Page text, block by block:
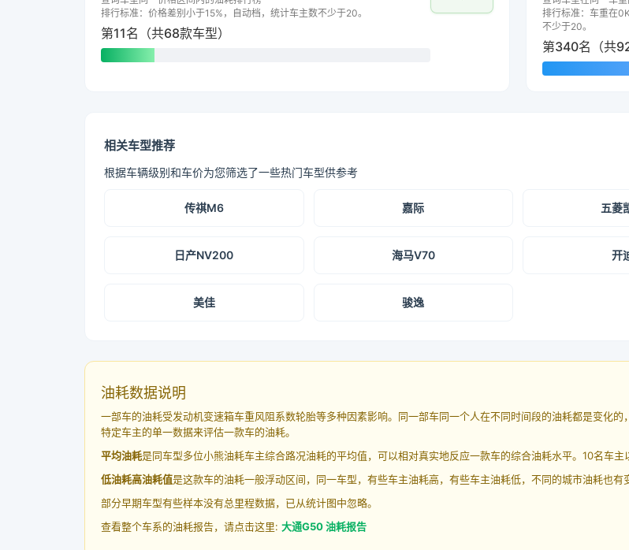
排行标准：价格差别小于15%，自动档，统计车主数不少于20。
第11名（共68款车型）
排行标准：车重在
不少于20。
第340名（共
相关车型推荐
根据车辆级别和车价为您筛选了一些热门车型供参考
传祺M6 嘉际 五菱
日产NV200 海马V70 开
美佳 骏逸
油耗数据说明
一部车的油耗受发动机变速箱车重风阻系数轮胎等多种因素影响。同一部车同一个人在不同时间段的油耗都是变化
特定车主的单一数据来评估一款车的油耗。
平均油耗是同车型多位小熊油耗车主综合路况油耗的平均值，可以相对真实地反应一款车的综合油耗水平。10名车主
低油耗高油耗值是这款车的油耗一般浮动区间，同一车型，有些车主油耗高，有些车主油耗低，不同的城市油耗也有
部分早期车型有些样本没有总里程数据，已从统计图中忽略。
查看整个车系的油耗报告，请点击这里: 大通G50 油耗报告